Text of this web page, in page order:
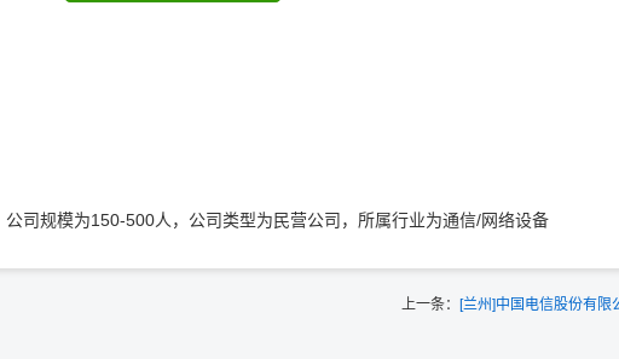
司规模为150-500人，公司类型为民营公司，所属行业为通信/网络设备
上一条： [兰州]中国电信股份有限